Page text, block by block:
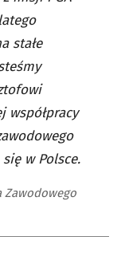
stałe
współpracy
w Polsce.
Zawodowego